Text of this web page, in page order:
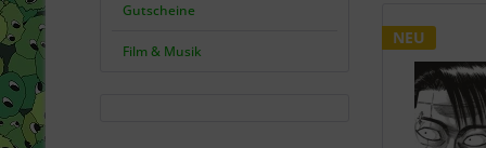
Gutscheine
Film & Musik
NEU